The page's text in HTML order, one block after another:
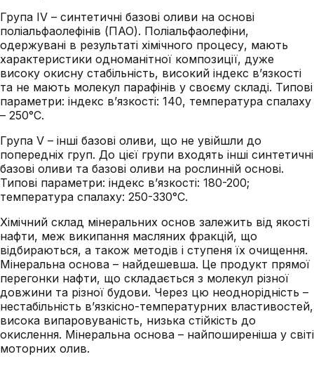
Група IV – синтетичні базові оливи на основі
поліальфаолефінів (ПАО). Поліальфаолефіни,
одержувані в результаті хімічного процесу, мають
характеристики одноманітної композиції, дуже
високу окисну стабільність, високий індекс в’язкості
та не мають молекул парафінів у своєму складі. Типові
параметри: індекс в’язкості: 140, температура спалаху
– 250°С.
Група V – інші базові оливи, що не увійшли до
попередніх груп. До цієї групи входять інші синтетичні
базові оливи та базові оливи на рослинній основі.
Типові параметри: індекс в’язкості: 180-200;
температура спалаху: 250-330°С.
Хімічний склад мінеральних основ залежить від якості
нафти, меж википання масляних фракцій, що
відбираються, а також методів і ступеня їх очищення.
Мінеральна основа – найдешевша. Це продукт прямої
перегонки нафти, що складається з молекул різної
довжини та різної будови. Через цю неоднорідність –
нестабільність в’язкісно-температурних властивостей,
висока випаровуваність, низька стійкість до
окислення. Мінеральна основа – найпоширеніша у світі
моторних олив.